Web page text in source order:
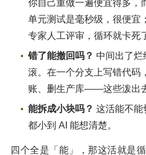
你自己重做一遍便宜得多，
单元测试是毫秒级，很便宜
专家人工评审，循环就卡死
错了能撤回吗？ 中间出了烂
滚。在一个分支上写错代码
账、删生产库——这些泼出
能拆成小块吗？ 这活能不能
都小到 AI 能想清楚。
四个全是「能」，那这活就是